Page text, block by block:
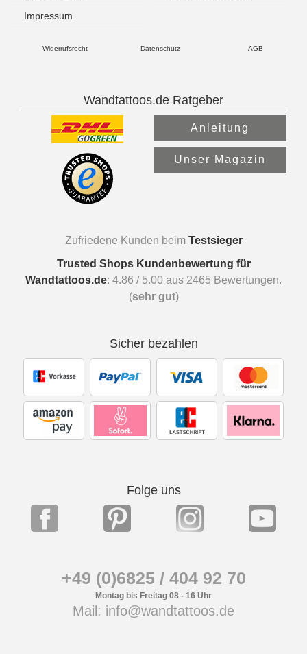
Impressum
Widerrufsrecht Datenschutz AGB
Wandtattoos.de Ratgeber
Anleitung
Unser Magazin
Zufriedene Kunden beim Testsieger
Trusted Shops Kundenbewertung für
Wandtattoos.de: 4.86 / 5.00 aus 2465 Bewertungen.
(sehr gut)
Sicher bezahlen
Folge uns
+49 (0)6825 / 404 92 70
Montag bis Freitag 08 - 16 Uhr
Mail: info@wandtattoos.de